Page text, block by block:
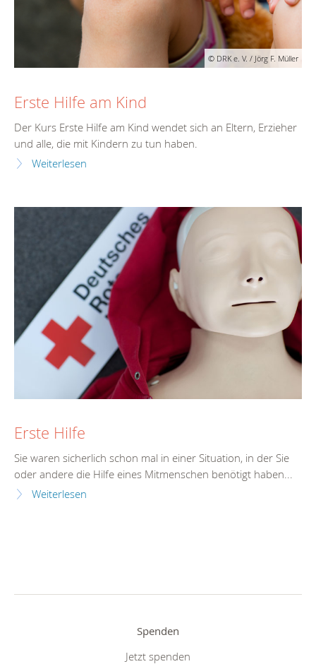
© DRK e. V. / Jörg F. Müller
Erste Hilfe am Kind
Der Kurs Erste Hilfe am Kind wendet sich an Eltern, Erzieher
und alle, die mit Kindern zu tun haben.
Weiterlesen
Erste Hilfe
Sie waren sicherlich schon mal in einer Situation, in der Sie
oder andere die Hilfe eines Mitmenschen benötigt haben...
Weiterlesen
Spenden
Jetzt spenden